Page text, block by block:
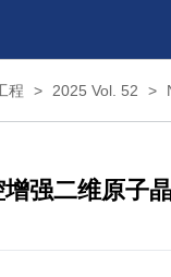
程 2025 Vol. 52
强二维原子